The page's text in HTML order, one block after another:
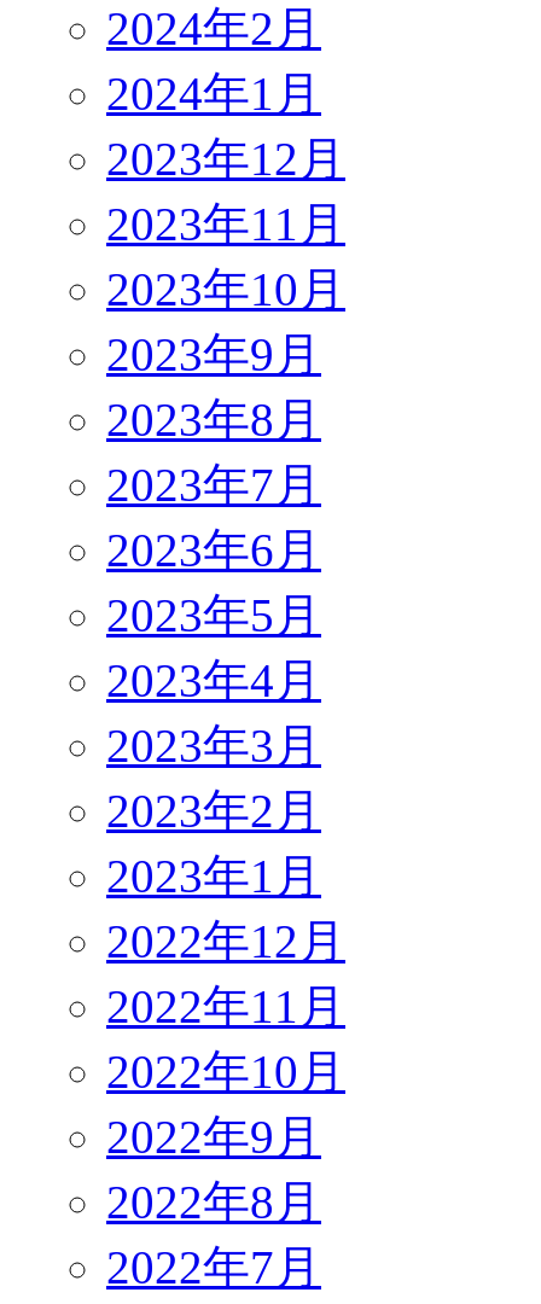
2024年2月
2024年1月
2023年12月
2023年11月
2023年10月
2023年9月
2023年8月
2023年7月
2023年6月
2023年5月
2023年4月
2023年3月
2023年2月
2023年1月
2022年12月
2022年11月
2022年10月
2022年9月
2022年8月
2022年7月